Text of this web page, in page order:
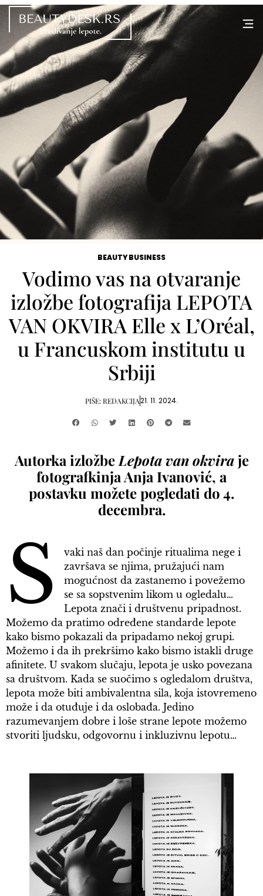
BEAUTY BUSINESS
Vodimo vas na otvaranje
izložbe fotografija LEPOTA
VAN OKVIRA Elle x L’Oréal,
u Francuskom institutu u
Srbiji
PIŠE:REDAKCIJA21. 11. 2024.
Autorka izložbeLepota van okviraje
fotografkinja Anja Ivanović, a
postavku možete pogledati do 4.
decembra.
S
vaki naš dan počinje ritualima nege i
završava se njima, pružajući nam
mogućnost da zastanemo i povežemo
se sa sopstvenim likom u ogledalu…
Lepota znači i društvenu pripadnost.
Možemo da pratimo određene standarde lepote
kako bismo pokazali da pripadamo nekoj grupi.
Možemo i da ih prekršimo kako bismo istakli druge
afinitete. U svakom slučaju, lepota je usko povezana
sa društvom. Kada se suočimo s ogledalom društva,
lepota može biti ambivalentna sila, koja istovremeno
može i da otuđuje i da oslobađa. Jedino
razumevanjem dobre i loše strane lepote možemo
stvoriti ljudsku, odgovornu i inkluzivnu lepotu…